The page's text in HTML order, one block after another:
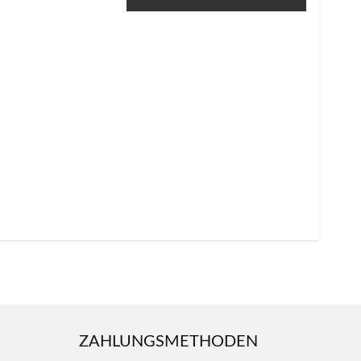
ZAHLUNGSMETHODEN